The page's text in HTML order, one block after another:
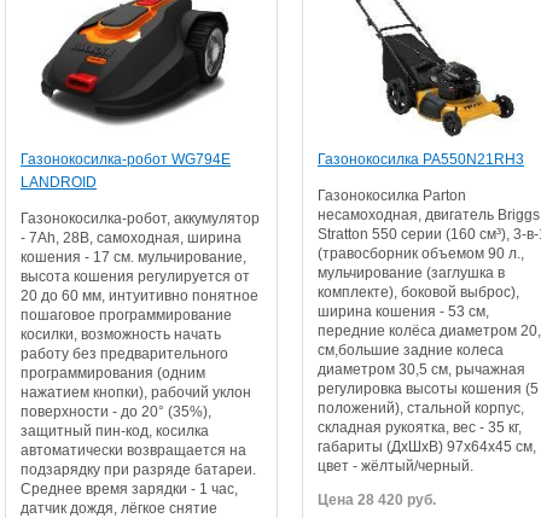
Газонокосилка-робот WG794E
LANDROID
Газонокосилка-робот, аккумулятор
- 7Ah, 28В, самоходная, ширина
кошения - 17 см. мульчирование,
высота кошения регулируется от
20 до 60 мм, интуитивно понятное
пошаговое программирование
косилки, возможность начать
работу без предварительного
программирования (одним
нажатием кнопки), рабочий уклон
поверхности - до 20° (35%),
защитный пин-код, косилка
автоматически возвращается на
подзарядку при разряде батареи.
Среднее время зарядки - 1 час,
датчик дождя, лёгкое снятие
Газонокосилка PA550N21RH3
Газонокосилка Parton
несамоходная, двигатель
Stratton 550 серии (160 см³), 3-
(травосборник объемом 90 л.,
мульчирование (заглушка в
комплекте), боковой выброс),
ширина кошения - 53 см,
передние колёса диаметром
см,большие задние колеса
диаметром 30,5 см, рычажная
регулировка высоты кошения (5
положений), стальной корпус,
складная рукоятка, вес - 35 кг,
габариты (ДхШхВ) 97х64х45 см,
цвет - жёлтый/черный.
Цена 28 420 руб.